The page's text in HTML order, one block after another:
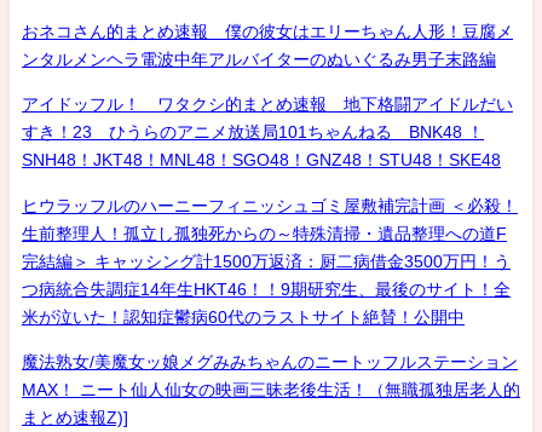
おネコさん的まとめ速報 僕の彼女はエリーちゃん人形！豆腐メ
ンタルメンヘラ電波中年アルバイターのぬいぐるみ男子末路編
アイドッフル！ ワタクシ的まとめ速報 地下格闘アイドルだい
すき！23 ひうらのアニメ放送局101ちゃんねる BNK48 ！
SNH48！JKT48！MNL48！SGO48！GNZ48！STU48！SKE48
ヒウラッフルのハーニーフィニッシュゴミ屋敷補完計画 ＜必殺！
生前整理人！孤立し孤独死からの～特殊清掃・遺品整理への道F
完結編＞ キャッシング計1500万返済：厨二病借金3500万円！う
つ病統合失調症14年生HKT46！！9期研究生、最後のサイト！全
米が泣いた！認知症鬱病60代のラストサイト絶賛！公開中
魔法熟女/美魔女ッ娘メグみみちゃんのニートッフルステーション
MAX！ ニート仙人仙女の映画三昧老後生活！（無職孤独居老人的
まとめ速報Z)]